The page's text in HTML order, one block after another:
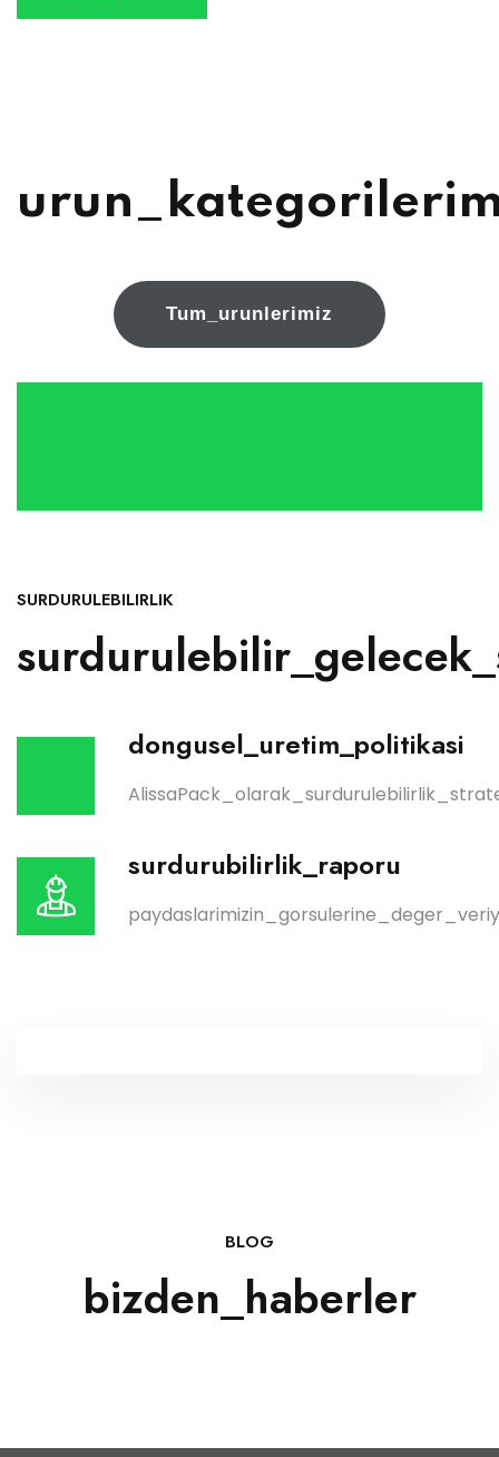
Tum_urunlerimiz
SURDURULEBILIRLIK
dongusel_uretim_politikasi
surdurubilirlik_raporu
BLOG
bizden_haberler